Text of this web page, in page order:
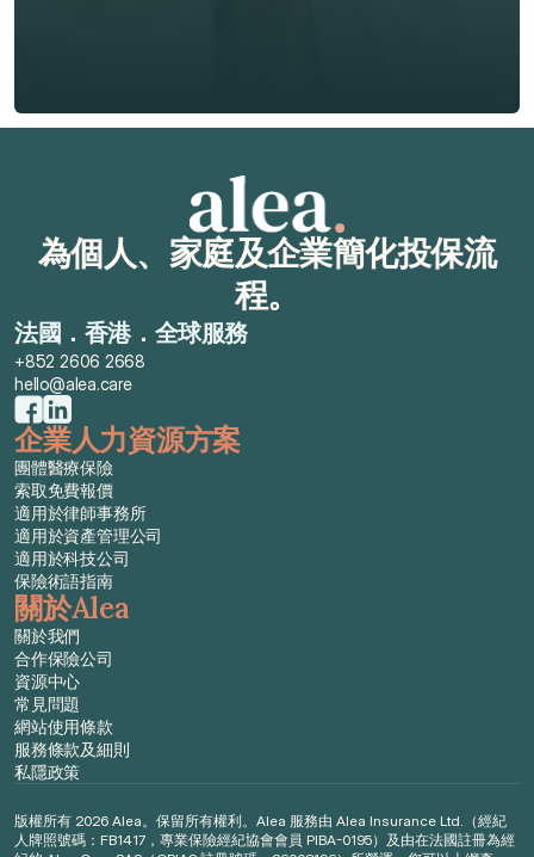
索取免費報價
為個人、家庭及企業簡化投保流
程。
法國．香港．全球服務
+852 2606 2668
hello@alea.care
企業人力資源方案
團體醫療保險
索取免費報價
適用於律師事務所
適用於資產管理公司
適用於科技公司
保險術語指南
關於Alea
關於我們
合作保險公司
資源中心
常見問題
網站使用條款
服務條款及細則
私隱政策
版權所有 2026 Alea。保留所有權利。Alea 服務由 Alea Insurance Ltd.（經紀
人牌照號碼：FB1417，專業保險經紀協會會員 PIBA-0195）及由在法國註冊為經